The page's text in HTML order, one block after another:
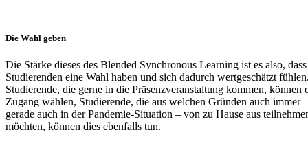
Die Wahl geben
Die Stärke dieses des Blended Synchronous Learning ist es also,
Studierenden eine Wahl haben und sich dadurch wertgeschätzt
Studierende, die gerne in die Präsenzveranstaltung kommen, können
Zugang wählen, Studierende, die aus welchen Gründen auch immer –
gerade auch in der Pandemie-Situation – von zu Hause aus
möchten, können dies ebenfalls tun.